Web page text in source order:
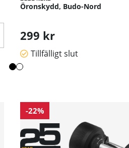
Öronskydd, Budo-Nord
299 kr
Tillfälligt slut
-22%